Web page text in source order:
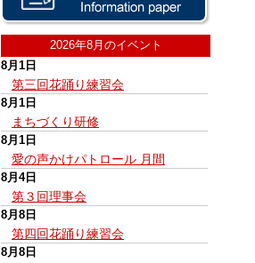
2026年8月のイベント
8月1日
第三回花踊り練習会
8月1日
まちづくり研修
8月1日
愛の声かけパトロール 月間
8月4日
第３回理事会
8月8日
第四回花踊り練習会
8月8日